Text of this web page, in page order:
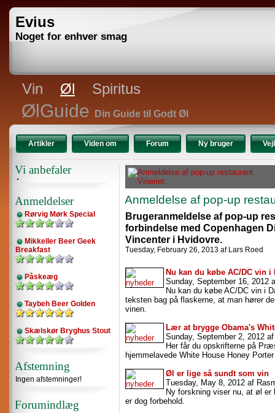
Evius
Noget for enhver smag
Vin Øl Spiritus
ØlGuide Din Guide til Godt Øl
Artikler Viden om Forum Ny bruger
Vi anbefaler
Anmeldelser
Rørvig Mørk Special
Mikkeller Beer Geek
Breakfast
Påskeæg
Taybeh Beer Golden
Skælskør Bryghus Stout
Afstemning
Ingen afstemninger!
Forumindlæg
Anmeldelse af pop-up
Brugeranmeldelse af pop-up
forbindelse med Copenhagen
Vincenter i Hvidovre.
Tuesday, February 26, 2013 af Lars Roed
Nu kan du købe AC/DC vin i
Sunday, September 16, 2012
Nu kan du købe AC/DC vin i
teksten bag på flaskerne, at man hører
vinen.
Lær at brygge Obama's
Sunday, September 2, 2012
Her får du opskrifterne på
hjemmelavede White House Honey
Øl er lige så sundt som vin
Tuesday, May 8, 2012 af
Ny forskning viser nu, at øl
er dog forbehold.